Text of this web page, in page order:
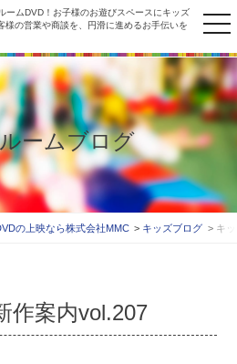
ームDVD！お子様のお遊びスペースにキッズ
様の営業や商談を、円滑に進めるお手伝いを
ームブログ
の上映なら株式会社MMC キッズブログ キ
作案内vol.207